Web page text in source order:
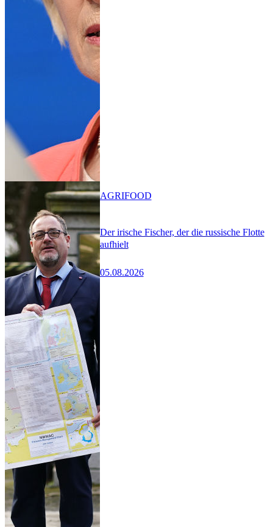
Der irische Fischer, der die russische Flotte
aufhielt
05.08.2026
AGRIFOOD